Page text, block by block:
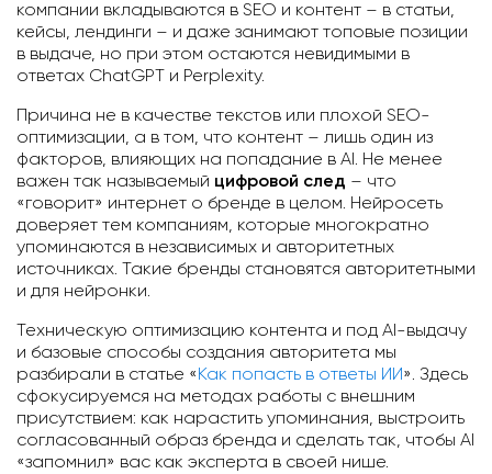
компании вкладываются в SEO и контент – в статьи,
кейсы, лендинги – и даже занимают топовые позиции
в выдаче, но при этом остаются невидимыми в
ответах ChatGPT и Perplexity.
Причина не в качестве текстов или плохой SEO-
оптимизации, а в том, что контент – лишь один из
факторов, влияющих на попадание в AI. Не менее
важен так называемый цифровой след – что
«говорит» интернет о бренде в целом. Нейросеть
доверяет тем компаниям, которые многократно
упоминаются в независимых и авторитетных
источниках. Такие бренды становятся авторитетными
и для нейронки.
Техническую оптимизацию контента и под AI-выдачу
и базовые способы создания авторитета мы
разбирали в статье « Как попасть в ответы ИИ». Здесь
сфокусируемся на методах работы с внешним
присутствием: как нарастить упоминания, выстроить
согласованный образ бренда и сделать так, чтобы AI
«запомнил» вас как эксперта в своей нише.